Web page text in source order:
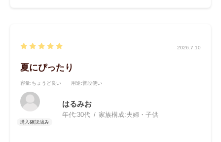
2026.7.10
夏にぴったり
容量:ちょうど良い 用途:普段使い
はるみお
年代:30代 家族構成:夫婦・子供